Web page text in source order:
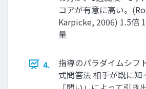
コアが有意に高い。
Karpicke, 2006) 1.5倍
量
4.
指導のパラダイムシフ
式問答法 相手が既に知